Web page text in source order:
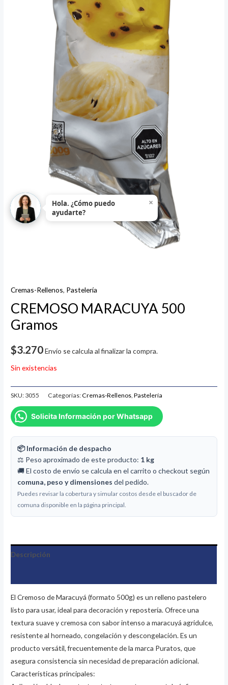
Cremas-Rellenos, Pastelería
CREMOSO MARACUYA 500
Gramos
$3.270Envío se calcula al finalizar la compra.
Sin existencias
SKU: 3055 Categorías:Cremas-Rellenos ,Pastelería
Solicita Información por Whatsapp
📦 Información de despacho
⚖️ Peso aproximado de este producto: 1 kg
🚚 El costo de envío se calcula en el carrito o checkout según
comuna, peso y dimensiones del pedido.
Puedes revisar la cobertura y simular costos desde el buscador de
comuna disponible en la página principal.
Descripción
El Cremoso de Maracuyá (formato 500g) es un relleno pastelero
listo para usar, ideal para decoración y repostería. Ofrece una
textura suave y cremosa con sabor intenso a maracuyá agridulce,
resistente al horneado, congelación y descongelación. Es un
producto versátil, frecuentemente de la marca Puratos, que
asegura consistencia sin necesidad de preparación adicional.
Características principales:
Hola. ¿Cómo puedo
ayudarte?
×